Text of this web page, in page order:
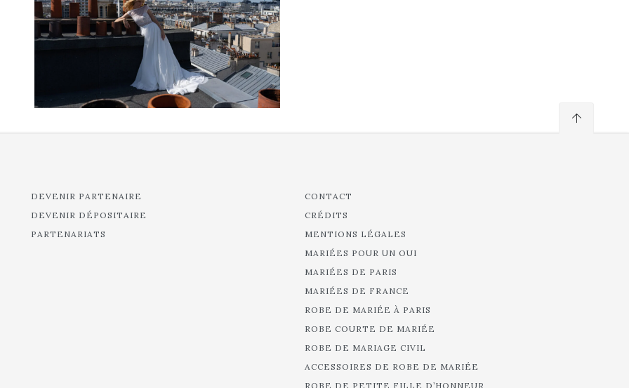
DEVENIR PARTENAIRE
DEVENIR DÉPOSITAIRE
PARTENARIATS
CONTACT
CRÉDITS
MENTIONS LÉGALES
MARIÉES POUR UN OUI
MARIÉES DE PARIS
MARIÉES DE FRANCE
ROBE DE MARIÉE À PARIS
ROBE COURTE DE MARIÉE
ROBE DE MARIAGE CIVIL
ACCESSOIRES DE ROBE DE MARIÉE
ROBE DE PETITE FILLE D’HONNEUR